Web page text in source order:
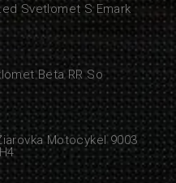
Svetlomet S Emark
Beta RR So
Motocykel 9003